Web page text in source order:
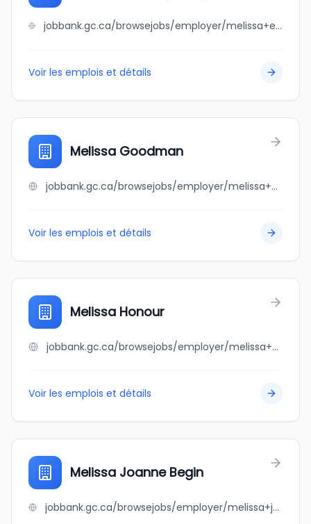
jobbank.gc.ca/browsejobs/employer/melissa+elharrar%2C+joseph+sabbah/ca
Voir les emplois et détails
Melissa Goodman
jobbank.gc.ca/browsejobs/employer/melissa+goodman/ca
Voir les emplois et détails
Melissa Honour
jobbank.gc.ca/browsejobs/employer/melissa+honour/ca
Voir les emplois et détails
Melissa Joanne Begin
jobbank.gc.ca/browsejobs/employer/melissa+joanne+begin/ca